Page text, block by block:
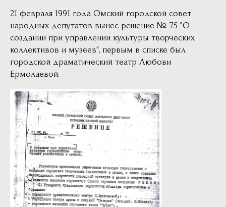
21 февраля 1991 года Омский городской совет
народных депутатов вынес решение № 75 "О
создании при управлении культуры творческих
коллективов и музеев", первым в списке был
городской драматический театр Любови
Ермолаевой.